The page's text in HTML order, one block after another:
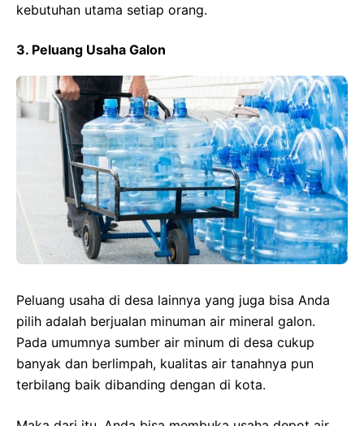
kebutuhan utama setiap orang.
3. Peluang Usaha Galon
Peluang usaha di desa lainnya yang juga bisa Anda
pilih adalah berjualan minuman air mineral galon.
Pada umumnya sumber air minum di desa cukup
banyak dan berlimpah, kualitas air tanahnya pun
terbilang baik dibanding dengan di kota.